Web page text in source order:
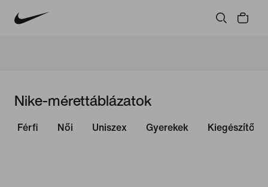
Nike-mérettáblázatok
Férfi Női Uniszex Gyerekek Kiegészítők